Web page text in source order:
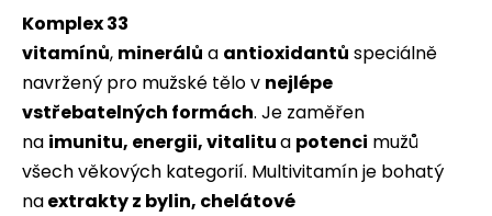
Komplex 33
vitamínů, minerálů a antioxidantů speciálně
navržený pro mužské tělo v nejlépe
vstřebatelných formách. Je zaměřen
na imunitu, energii, vitalitua potenci mužů
všech věkových kategorií. Multivitamín je bohatý
naextrakty z bylin, chelátové
u
č
u
j
e
m
e